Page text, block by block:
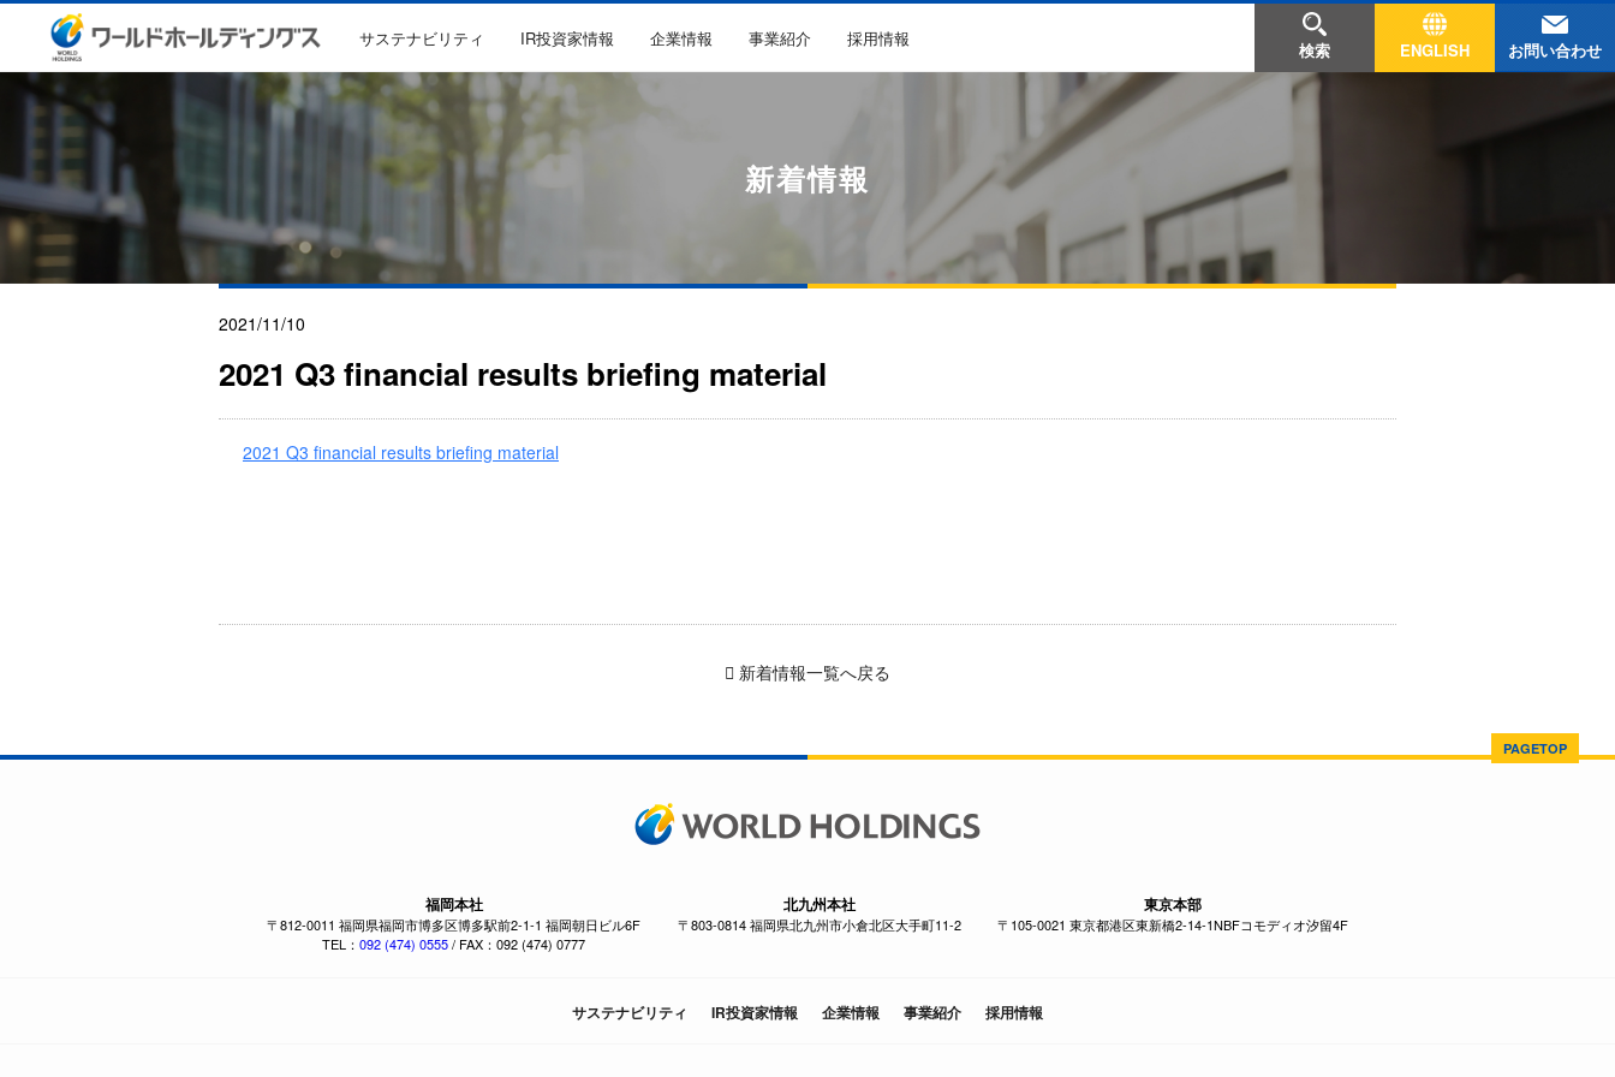
サステナビリティ IR投資家情報 企業情報 事業紹介 採用情報
検索 ENGLISH お問い合わせ
新着情報
2021/11/10
2021 Q3 financial results briefing material
2021 Q3 financial results briefing material
新着情報一覧へ戻る
PAGETOP
福岡本社
〒812-0011 福岡県福岡市博多区博多駅前2-1-1 福岡朝日ビル6F
TEL： 092 (474) 0555/ FAX：092 (474) 0777
北九州本社
〒803-0814 福岡県北九州市小倉北区大手町11-2
東京本部
〒105-0021 東京都港区東新橋2-14-1NBFコモディオ汐留4F
サステナビリティ IR投資家情報 企業情報 事業紹介 採用情報